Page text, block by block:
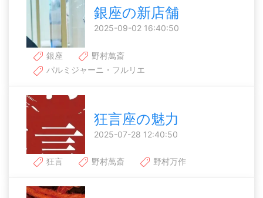
銀座の新店舗
2025-09-02 16:40:50
銀座
野村萬斎
パルミジャーニ・フルリエ
狂言座の魅力
2025-07-28 12:40:50
狂言 野村萬斎 野村万作